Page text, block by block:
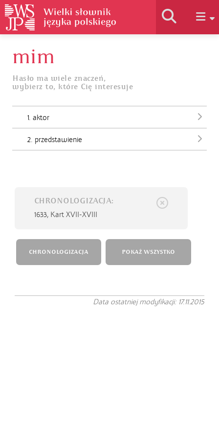
Jak korzystać
mim
Hasło ma wiele znaczeń,
wybierz to, które Cię interesuje
1. aktor
2. przedstawienie
CHRONOLOGIZACJA:
1633, Kart XVII-XVIII
CHRONOLOGIZACJA POKAŻ WSZYSTKO
Data ostatniej modyfikacji: 17.11.2015